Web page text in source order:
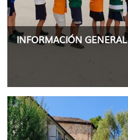
INFORMACIÓN GENERAL